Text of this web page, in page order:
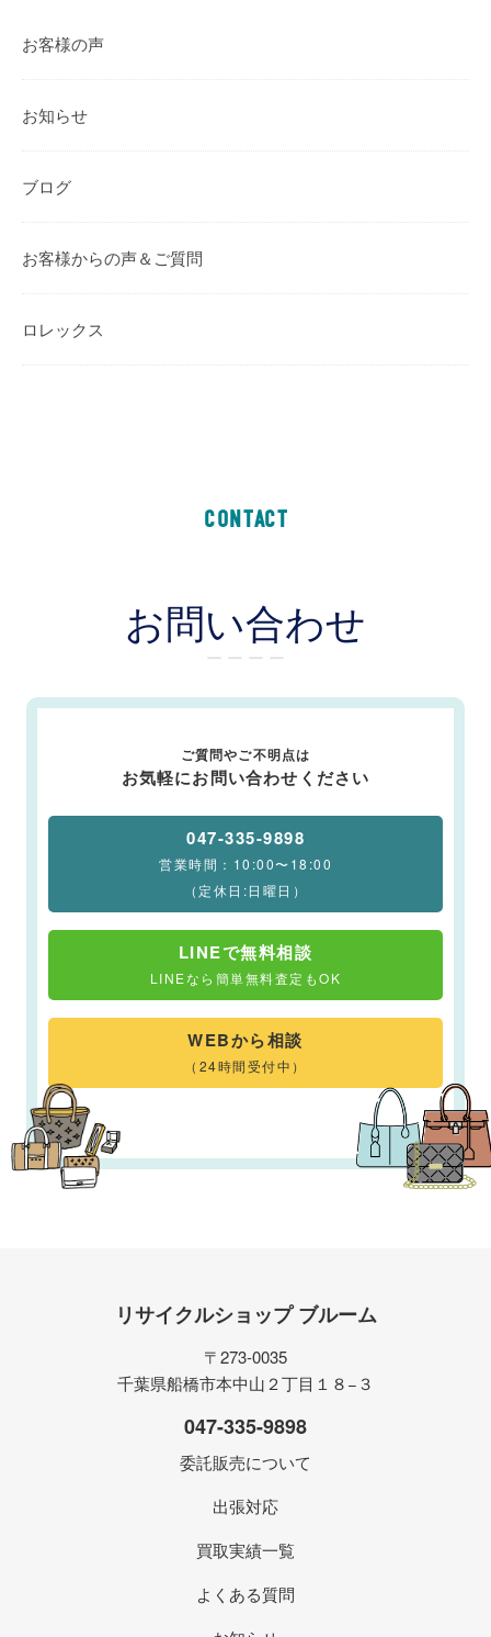
お客様の声
お知らせ
ブログ
お客様からの声＆ご質問
ロレックス
CONTACT
お問い合わせ
ー ー ー ー
ご質問やご不明点は
お気軽にお問い合わせください
047-335-9898
営業時間：10:00〜18:00
（定休日:日曜日）
LINEで無料相談
LINEなら簡単無料査定もOK
WEBから相談
（24時間受付中）
リサイクルショップ ブルーム
〒273-0035
千葉県船橋市本中山２丁目１８−３
047-335-9898
委託販売について
出張対応
買取実績一覧
よくある質問